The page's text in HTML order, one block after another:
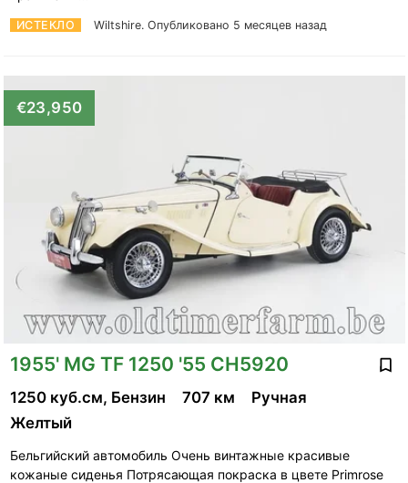
ИСТЕКЛО Wiltshire. Опубликовано 5 месяцев назад
€23,950
1955' MG TF 1250 '55 CH5920
1250 куб.см, Бензин 707 км
Ручная
Желтый
Бельгийский автомобиль Очень винтажные красивые
кожаные сиденья Потрясающая покраска в цвете Primrose